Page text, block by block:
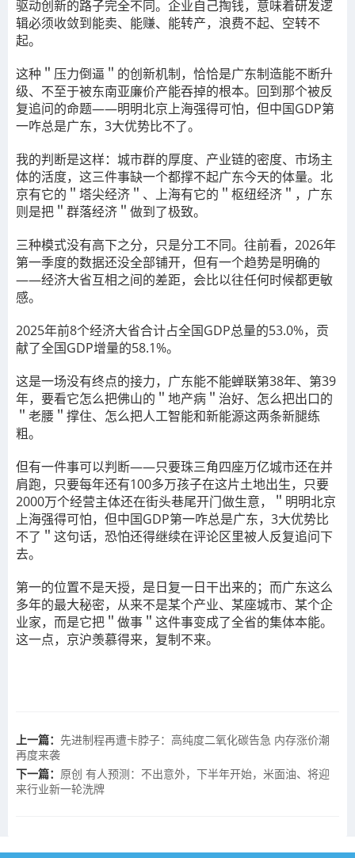
驱动创新的路子完全不同。企业自己掏钱，意味着研发逻
辑必须收敛到能卖、能赚、能转产，浪费不起、空转不
起。
这种＂压力倒逼＂的创新机制，恰恰是广东制造能不断升
级、不至于被东南亚廉价产能吞掉的根本。回到那个被反
复追问的命题——明明北京上海强得可怕，但中国GDP第
一咋总是广东，3大优势比不了。
我的判断是这样：城市群的厚度、产业链的密度、市场主
体的活度，这三件事缺一个都撑不起广东今天的体量。北
京有它的＂塔尖经济＂、上海有它的＂枢纽经济＂，广东
则是把＂群落经济＂做到了极致。
三种模式没有高下之分，只是分工不同。往前看，2026年
第一季度的数据还没全部铺开，但有一个趋势是明确的
——经济大省互相之间的差距，会比以往任何时候都更敏
感。
2025年前8个经济大省合计占全国GDP总量的53.0%，贡
献了全国GDP增量的58.1%。
这是一场没有终点的接力，广东能不能蝉联第38年、第39
年，要看它怎么把佛山的＂地产病＂治好、怎么把出口的
＂老腰＂撑住、怎么把人工智能和新能源这两条新腿练
粗。
但有一件事可以判断——只要珠三角四座万亿城市还在并
肩跑，只要每年还有100多万孩子在这片土地出生，只要
2000万个经营主体还在街头巷尾开门做生意，＂明明北京
上海强得可怕，但中国GDP第一咋总是广东，3大优势比
不了＂这句话，恐怕还得继续在评论区里被人反复追问下
去。
第一的位置不是天授，是日复一日干出来的；而广东这么
多年的最大秘密，从来不是某个产业、某座城市、某个企
业家，而是它把＂做事＂这件事变成了全省的集体本能。
这一点，京沪羡慕得来，复制不来。
上一篇： 先进制程再遭卡脖子：高纯度二氧化碳告急 内存涨价潮
再度来袭
下一篇： 原创 有人预测：不出意外，下半年开始，米面油、将迎
来行业新一轮洗牌